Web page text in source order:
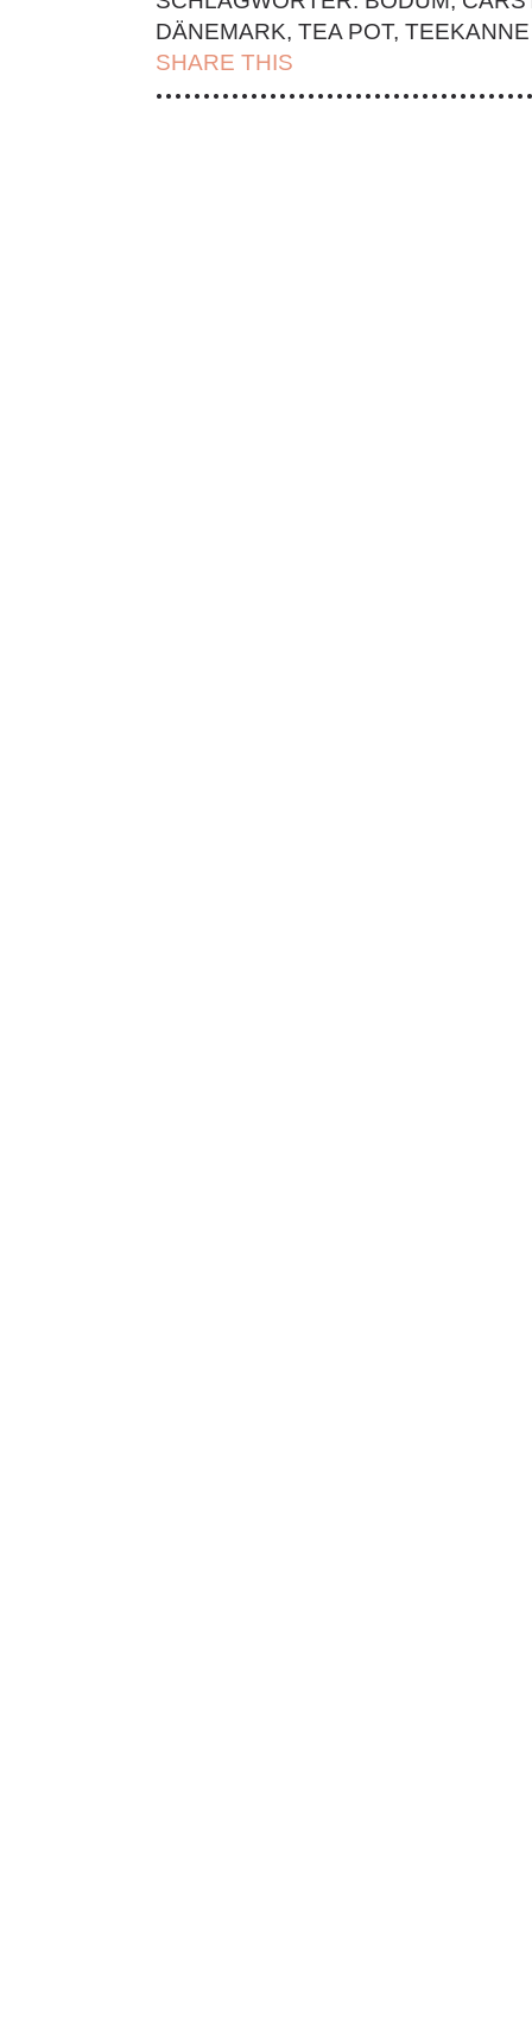
DÄNEMARK, TEA POT, TEEKANNE
SHARE THIS